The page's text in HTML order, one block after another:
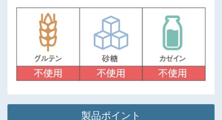
製品ポイント